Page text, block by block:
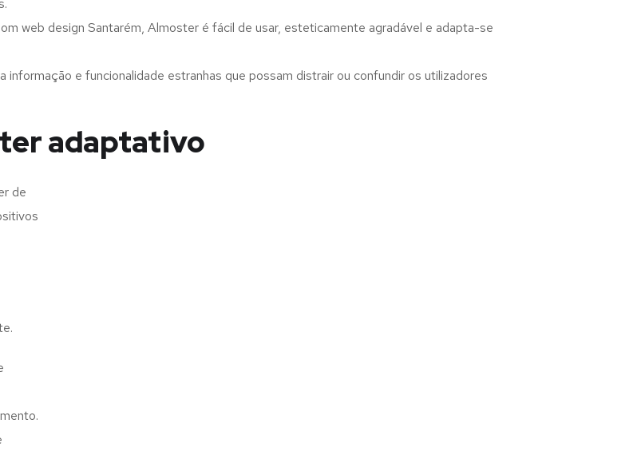
web design Santarém, Almoster é fácil de usar, esteticamente agradável e adapta-se
e funcionalidade estranhas que possam distrair ou confundir os utilizadores
adaptativo
de